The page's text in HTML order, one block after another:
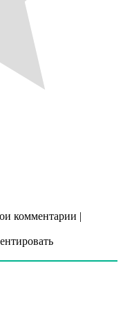
комментарии |